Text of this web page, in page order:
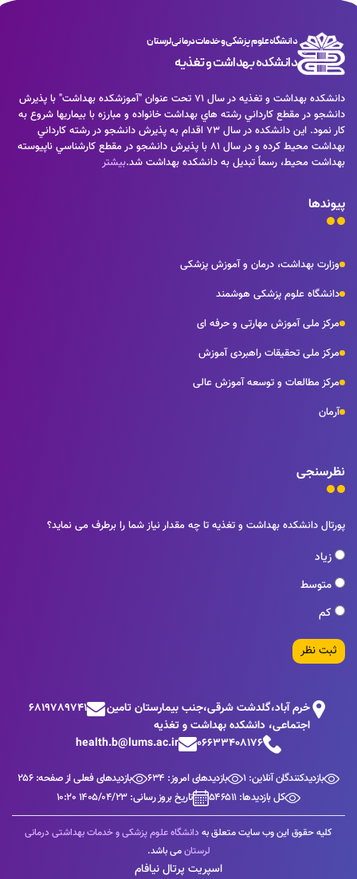
دانشگاه علوم پزشکی و خدمات درمانی لرستان
دانشکده بهداشت و تغذیه
دانشكده بهداشت و تغذيه در سال 71 تحت عنوان "آموزشكده بهداشت" با پذيرش
دانشجو در مقطع كارداني رشته هاي بهداشت خانواده و مبارزه با بيماريها شروع به
كار نمود. اين دانشكده در سال 73 اقدام به پذيرش دانشجو در رشته كارداني
بهداشت محيط كرده و در سال 81 با پذيرش دانشجو در مقطع كارشناسي ناپيوسته
بهداشت محيط، رسماً تبديل به دانشكده بهداشت شد.بیشتر
پیوندها
وزارت بهداشت، درمان و آموزش پزشکی
دانشگاه علوم پزشکی هوشمند
مرکز ملی آموزش مهارتی و حرفه ای
مرکز ملی تحقیقات راهبردی آموزش
مرکز مطالعات و توسعه آموزش عالی
آرمان
نظرسنجی
پورتال دانشکده بهداشت و تغذیه تا چه مقدار نیاز شما را برطرف می نماید؟
زیاد
متوسط
کم
ثبت نظر
خرم آباد،گلدشت شرقی،جنب بيمارستان تامين
اجتماعی، دانشکده بهداشت و تغذیه
6819789741
06633408176
health.b@lums.ac.ir
بازدیدکنندگان آنلاین: 1 بازدیدهای امروز: 634
بازدیدهای فعلی از صفحه: 256
کل بازدیدها: 546511
تاریخ بروز رسانی: 1405/04/23 10:20
کلیه حقوق این وب سایت متعلق به دانشگاه علوم پزشکی و خدمات بهداشتی درمانی
لرستانمی باشد.
اسپریت پرتال نیافام